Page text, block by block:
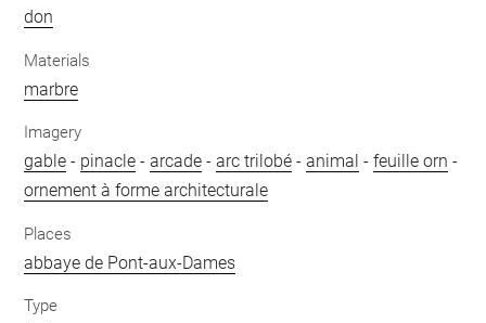
don
Materials
marbre
Imagery
gable - pinacle -arcade -arc trilobé -animal -feuille orn -
ornement à forme architecturale
Places
abbaye de Pont-aux-Dames
Type